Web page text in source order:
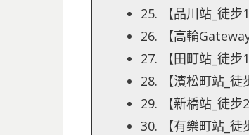
25. 【品川站_徒
26. 【高輪
27. 【田町站_徒
28. 【濱松町站_徒
29. 【新橋站_徒
30. 【有樂町站_徒